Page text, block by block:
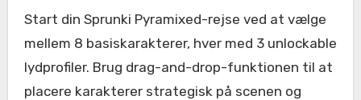
Start din Sprunki Pyramixed-rejse ved at vælge
mellem 8 basiskarakterer, hver med 3 unlockable
lydprofiler. Brug drag-and-drop-funktionen til at
placere karakterer strategisk på scenen og